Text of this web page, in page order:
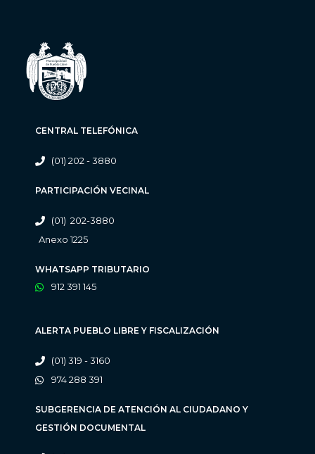
CENTRAL TELEFÓNICA
(01) 202 - 3880
PARTICIPACIÓN VECINAL
(01) 202-3880
Anexo 1225
WHATSAPP TRIBUTARIO
912 391 145
ALERTA PUEBLO LIBRE Y FISCALIZACIÓN
(01) 319 - 3160
974 288 391
SUBGERENCIA DE ATENCIÓN AL CIUDADANO Y
GESTIÓN DOCUMENTAL